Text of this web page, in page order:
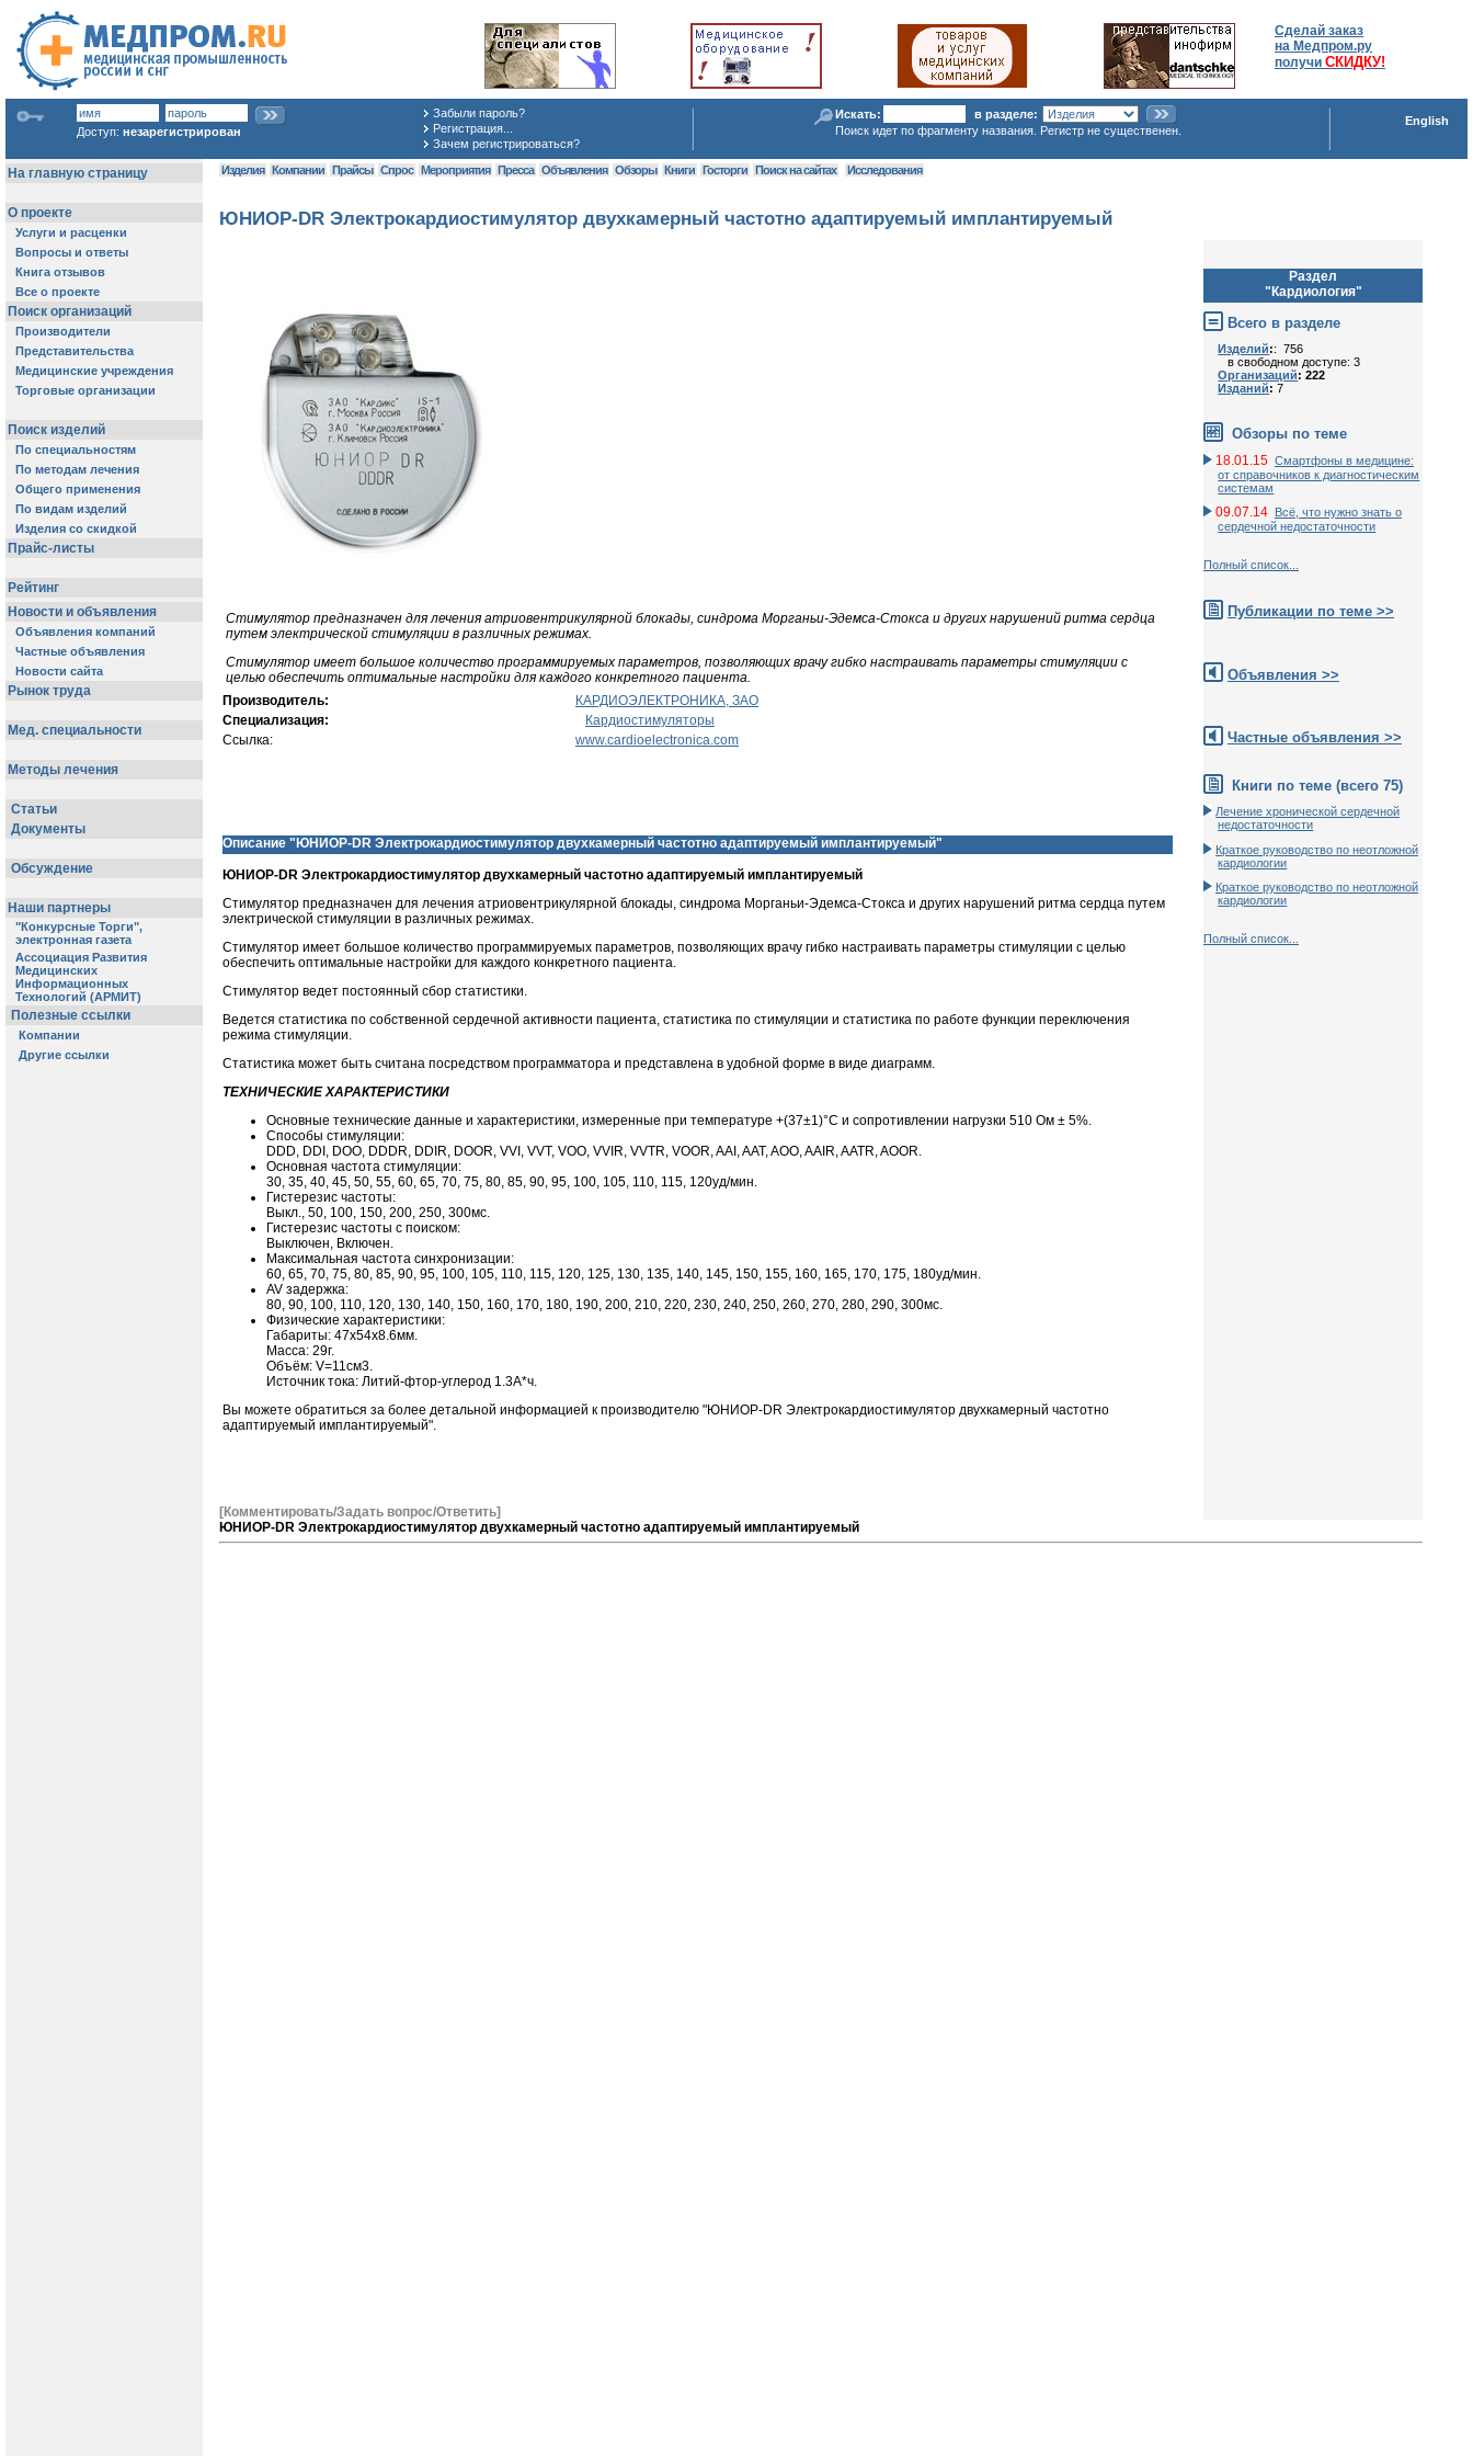
Сделай заказ
на Медпром.ру
получи СКИДКУ!
Доступ: незарегистрирован
Забыли пароль?
Регистрация...
Зачем регистрироваться?
Искать:
в разделе:
Поиск идет по фрагменту названия. Регистр не существенен.
English
Изделия Компании Прайсы Спрос Мероприятия Пресса Объявления Обзоры Книги Госторги Поиск на сайтах Исследования
ЮНИОР-DR Электрокардиостимулятор двухкамерный частотно адаптируемый имплантируемый
Стимулятор предназначен для лечения атриовентрикулярной блокады, синдрома Морганьи-Эдемса-Стокса и других нарушений ритма сердца
путем электрической стимуляции в различных режимах.
Стимулятор имеет большое количество программируемых параметров, позволяющих врачу гибко настраивать параметры стимуляции с
целью обеспечить оптимальные настройки для каждого конкретного пациента.
Производитель:
КАРДИОЭЛЕКТРОНИКА, ЗАО
Специализация:
Кардиостимуляторы
Ссылка:
www.cardioelectronica.com
Описание "ЮНИОР-DR Электрокардиостимулятор двухкамерный частотно адаптируемый имплантируемый"
ЮНИОР-DR Электрокардиостимулятор двухкамерный частотно адаптируемый имплантируемый
Стимулятор предназначен для лечения атриовентрикулярной блокады, синдрома Морганьи-Эдемса-Стокса и других нарушений ритма сердца путем
электрической стимуляции в различных режимах.
Стимулятор имеет большое количество программируемых параметров, позволяющих врачу гибко настраивать параметры стимуляции с целью
обеспечить оптимальные настройки для каждого конкретного пациента.
Стимулятор ведет постоянный сбор статистики.
Ведется статистика по собственной сердечной активности пациента, статистика по стимуляции и статистика по работе функции переключения
режима стимуляции.
Статистика может быть считана посредством программатора и представлена в удобной форме в виде диаграмм.
ТЕХНИЧЕСКИЕ ХАРАКТЕРИСТИКИ
Основные технические данные и характеристики, измеренные при температуре +(37±1)°С и сопротивлении нагрузки 510 Ом ± 5%.
Способы стимуляции:
DDD, DDI, DOO, DDDR, DDIR, DOOR, VVI, VVT, VOO, VVIR, VVTR, VOOR, AAI, AAT, AOO, AAIR, AATR, AOOR.
Основная частота стимуляции:
30, 35, 40, 45, 50, 55, 60, 65, 70, 75, 80, 85, 90, 95, 100, 105, 110, 115, 120уд/мин.
Гистерезис частоты:
Выкл., 50, 100, 150, 200, 250, 300мс.
Гистерезис частоты с поиском:
Выключен, Включен.
Максимальная частота синхронизации:
60, 65, 70, 75, 80, 85, 90, 95, 100, 105, 110, 115, 120, 125, 130, 135, 140, 145, 150, 155, 160, 165, 170, 175, 180уд/мин.
AV задержка:
80, 90, 100, 110, 120, 130, 140, 150, 160, 170, 180, 190, 200, 210, 220, 230, 240, 250, 260, 270, 280, 290, 300мс.
Физические характеристики:
Габариты: 47х54х8.6мм.
Масса: 29г.
Объём: V=11см3.
Источник тока: Литий-фтор-углерод 1.3А*ч.
Вы можете обратиться за более детальной информацией к производителю "ЮНИОР-DR Электрокардиостимулятор двухкамерный частотно
адаптируемый имплантируемый".
[Комментировать/Задать вопрос/Ответить]
Раздел
"Кардиология"
Всего в разделе
Изделий:: 756
в свободном доступе: 3
Организаций: 222
Изданий: 7
Обзоры по теме
18.01.15 Смартфоны в медицине:
от справочников к диагностическим
системам
09.07.14 Всё, что нужно знать о
сердечной недостаточности
Полный список...
Публикации по теме >>
Объявления >>
Частные объявления >>
Книги по теме (всего 75)
Лечение хронической сердечной
недостаточности
Краткое руководство по неотложной
кардиологии
Краткое руководство по неотложной
кардиологии
Полный список...
ЮНИОР-DR Электрокардиостимулятор двухкамерный частотно адаптируемый имплантируемый